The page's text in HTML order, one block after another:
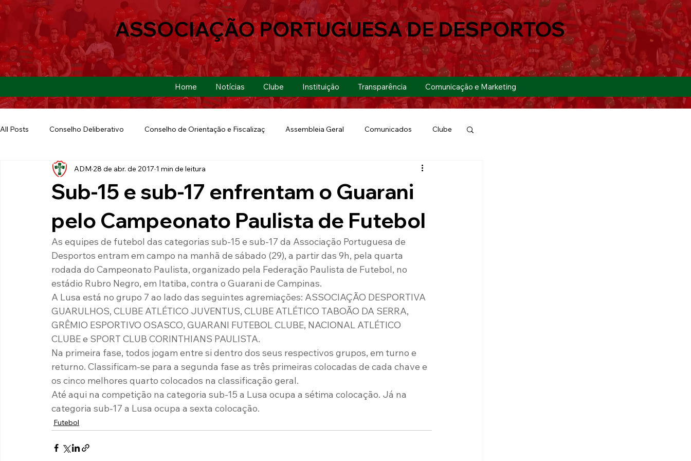
Home Notícias Clube Instituição Transparência Comunicação e Marketing
ASSOCIAÇÃO PORTUGUESA DE DESPORTOS
All Posts Conselho Deliberativo Conselho de Orientação e Fiscalizaç Assembleia Geral Comunicados Clube
Ação Social Futebol Americano Copa São Paulo
Futebol de Base Lusa Run 2019 Futebol Feminino
Paulista A2 2019 Portuguesas pelo Brasil Ouvidoria Modalidades Marketing Sócio-Torcedor
Recuperação Judicial
Sub-15 e sub-17 enfrentam o Guarani
pelo Campeonato Paulista de Futebol
ADM 28 de abr. de 2017 1 min de leitura
As equipes de futebol das categorias sub-15 e sub-17 da Associação Portuguesa de
Desportos entram em campo na manhã de sábado (29), a partir das 9h, pela quarta
rodada do Campeonato Paulista, organizado pela Federação Paulista de Futebol, no
estádio Rubro Negro, em Itatiba, contra o Guarani de Campinas.
A Lusa está no grupo 7 ao lado das seguintes agremiações: ASSOCIAÇÃO DESPORTIVA
GUARULHOS, CLUBE ATLÉTICO JUVENTUS, CLUBE ATLÉTICO TABOÃO DA SERRA,
GRÊMIO ESPORTIVO OSASCO, GUARANI FUTEBOL CLUBE, NACIONAL ATLÉTICO
CLUBE e SPORT CLUB CORINTHIANS PAULISTA.
Na primeira fase, todos jogam entre si dentro dos seus respectivos grupos, em turno e
returno. Classificam-se para a segunda fase as três primeiras colocadas de cada chave e
os cinco melhores quarto colocados na classificação geral.
Até aqui na competição na categoria sub-15 a Lusa ocupa a sétima colocação. Já na
categoria sub-17 a Lusa ocupa a sexta colocação.
Futebol